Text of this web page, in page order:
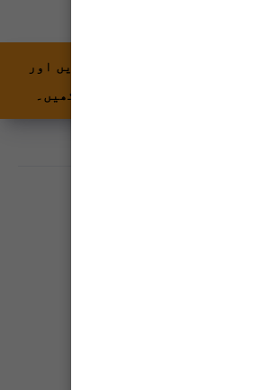
پر ٹائمز آف کراچی کو فالو کریں اور
مواد کو زیادہ تیزی سے دیکھیں۔